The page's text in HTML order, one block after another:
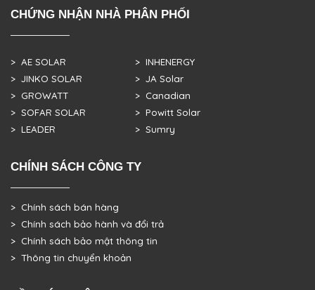
CHỨNG NHẬN NHÀ PHÂN PHỐI
> AE SOLAR
> JINKO SOLAR
> GROWATT
> SOFAR SOLAR
> LEADER
> INHENERGY
> JA Solar
> Canadian
> Powitt Solar
> Sumry
CHÍNH SÁCH CÔNG TY
> Chính sách bán hàng
> Chính sách bảo hành và đổi trả
> Chính sách bảo mật thông tin
> Thông tin chuyển khoản